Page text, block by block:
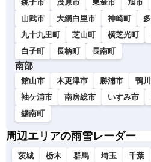
銚子市 茂原市 東金市 旭市
山武市
大網白里市 神崎町
九十九里町
芝山町 横芝光町
白子町
長柄町 長南町
南部
館山市 木更津市 勝浦市 鴨
袖ケ浦市
南房総市 いすみ市
鋸南町
周辺エリアの雨雪レーダー
茨城 栃木 群馬 埼玉 千葉